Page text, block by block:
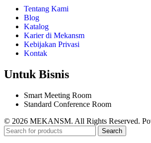
Tentang Kami
Blog
Katalog
Karier di Mekansm
Kebijakan Privasi
Kontak
Untuk Bisnis
Smart Meeting Room
Standard Conference Room
© 2026 MEKANSM. All Rights Reserved.
Search